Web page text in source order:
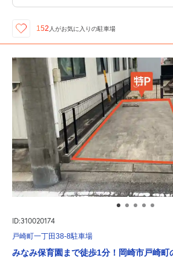
152 人がお気に入りの駐車場
ID:310020174
戸崎町一丁田38-8駐車場
みなみ保育園まで徒歩1分！岡崎市戸崎町